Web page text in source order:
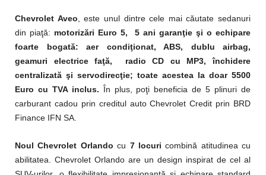
Chevrolet Aveo , este unul dintre cele mai căutate sedanuri
din piaţă: motorizări Euro 5, 5 ani garanţie şi o echipare
foarte bogată: aer condiţionat, ABS, dublu airbag,
geamuri electrice faţă, radio CD cu MP3, închidere
centralizată şi servodirecţie; toate acestea la doar 5500
Euro cu TVA inclus. În plus, poţi beneficia de 5 plinuri de
carburant cadou prin creditul auto Chevrolet Credit prin BRD
Finance IFN SA.
Noul Chevrolet Orlando cu 7 locuricombină atitudinea cu
abilitatea. Chevrolet Orlando are un design inspirat de cel al